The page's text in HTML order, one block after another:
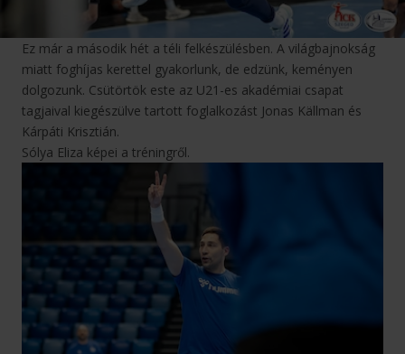
Ez már a második hét a téli felkészülésben. A világbajnokság
miatt foghíjas kerettel gyakorlunk, de edzünk, keményen
dolgozunk. Csütörtök este az U21-es akadémiai csapat
tagjaival kiegészülve tartott foglalkozást Jonas Källman és
Kárpáti Krisztián.
Sólya Eliza képei a tréningről.